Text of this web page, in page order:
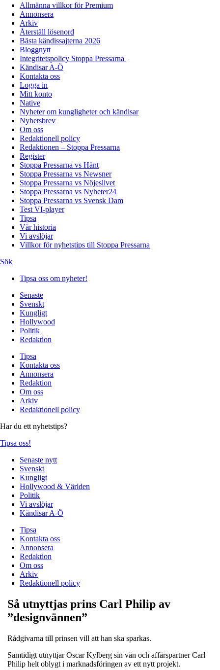
Allmänna villkor för Premium
Annonsera
Arkiv
Återställ lösenord
Bästa kändissajterna 2026
Bloggnytt
Integritetspolicy Stoppa Pressarna
Kändisar A-Ö
Kontakta oss
Logga in
Mitt konto
Native
Nyheter om kungligheter och kändisar
Nyhetsbrev
Om oss
Redaktionell policy
Redaktionen – Stoppa Pressarna
Register
Stoppa Pressarna vs Hänt
Stoppa Pressarna vs Newsner
Stoppa Pressarna vs Nöjeslivet
Stoppa Pressarna vs Nyheter24
Stoppa Pressarna vs Svensk Dam
Test VI-player
Tipsa
Vår historia
Vi avslöjar
Villkor för nyhetstips till Stoppa Pressarna
Sök
Tipsa oss om nyheter!
Senaste
Svenskt
Kungligt
Hollywood
Politik
Redaktion
Tipsa
Kontakta oss
Annonsera
Redaktion
Om oss
Arkiv
Redaktionell policy
Har du ett nyhetstips?
Tipsa oss!
Senaste nytt
Svenskt
Kungligt
Hollywood & Världen
Politik
Vi avslöjar
Kändisar A-Ö
Tipsa
Kontakta oss
Annonsera
Redaktion
Om oss
Arkiv
Redaktionell policy
Så utnyttjas prins Carl Philip av
”designvännen”
Rådgivarna till prinsen vill att han ska sparkas.
Samtidigt utnyttjar Oscar Kylberg sin vän och affärspartner Carl
Philip helt oblygt i marknadsföringen av ett nytt projekt.